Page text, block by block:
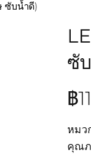
ซับน้ำดี)
ซั
฿
หมว
คุณภ